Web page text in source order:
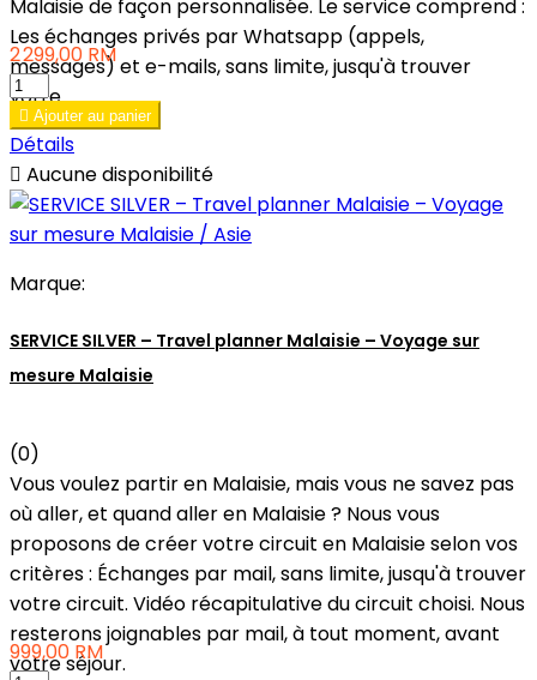
Malaisie de façon personnalisée. Le service comprend :
Les échanges privés par Whatsapp (appels,
messages) et e-mails, sans limite, jusqu'à trouver
votre...
2 299,00 RM
 Ajouter au panier
Détails
 Aucune disponibilité
Marque:
SERVICE SILVER – Travel planner Malaisie – Voyage sur
mesure Malaisie
(0)
Vous voulez partir en Malaisie, mais vous ne savez pas
où aller, et quand aller en Malaisie ? Nous vous
proposons de créer votre circuit en Malaisie selon vos
critères : Échanges par mail, sans limite, jusqu'à trouver
votre circuit. Vidéo récapitulative du circuit choisi. Nous
resterons joignables par mail, à tout moment, avant
votre séjour.
999,00 RM